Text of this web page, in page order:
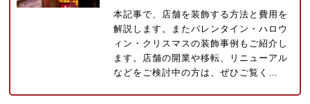
本記事で、店舗を装飾する方法と費用を
解説します。またバレンタイン・ハロウ
ィン・クリスマスの装飾事例もご紹介し
ます。店舗の開業や移転、リニューアル
などをご検討中の方は、ぜひご覧く…